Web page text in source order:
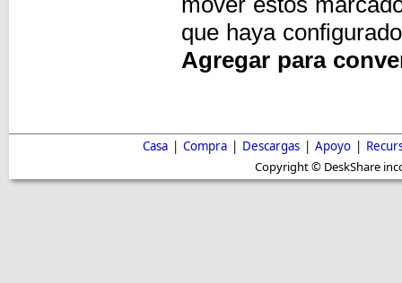
que haya
Agregar para
Casa | Compra | Descargas | Apoyo |
Copyright © DeskShare